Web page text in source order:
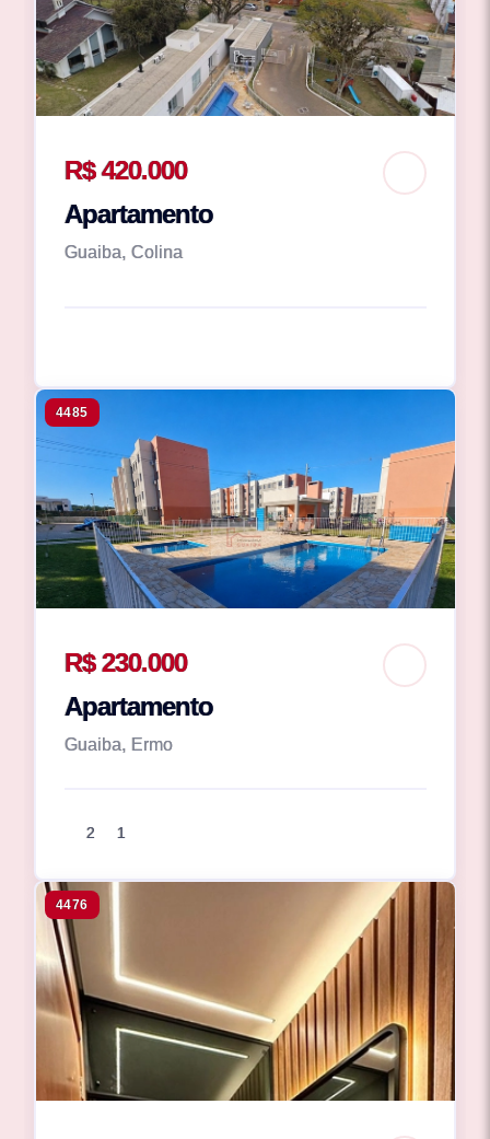
R$ 420.000
Apartamento
Guaiba, Colina
4485
R$ 230.000
Apartamento
Guaiba, Ermo
2 1
4476